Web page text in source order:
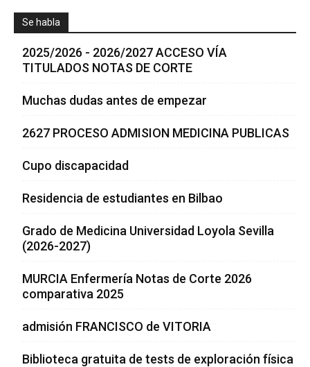
Se habla
2025/2026 - 2026/2027 ACCESO VÍA
TITULADOS NOTAS DE CORTE
Muchas dudas antes de empezar
2627 PROCESO ADMISION MEDICINA PUBLICAS
Cupo discapacidad
Residencia de estudiantes en Bilbao
Grado de Medicina Universidad Loyola Sevilla
(2026-2027)
MURCIA Enfermería Notas de Corte 2026
comparativa 2025
admisión FRANCISCO de VITORIA
Biblioteca gratuita de tests de exploración física